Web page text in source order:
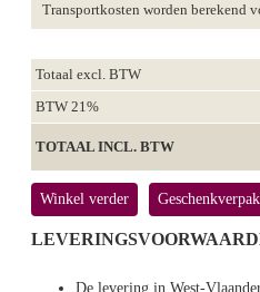
Transportkosten worden berekend
Totaal excl. BTW
BTW 21%
TOTAAL INCL. BTW
Winkel verder
De levering in West-